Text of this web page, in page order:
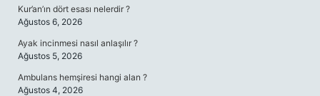
Kur’an’ın dört esası nelerdir ?
Ağustos 6, 2026
Ayak incinmesi nasıl anlaşılır ?
Ağustos 5, 2026
Ambulans hemşiresi hangi alan ?
Ağustos 4, 2026